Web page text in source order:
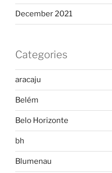
December 2021
Categories
aracaju
Belém
Belo Horizonte
bh
Blumenau